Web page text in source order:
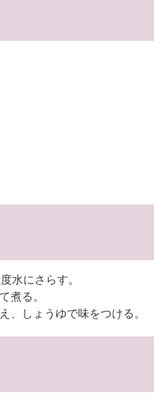
水にさらす。
煮る。
、しょうゆで味をつける。